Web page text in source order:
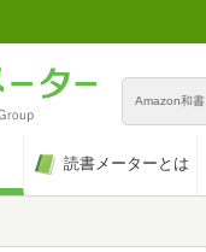
Amazon和書
読書メーターとは